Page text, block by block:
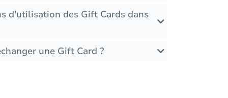
d'utilisation des Gift Cards dans
une Gift Card ?